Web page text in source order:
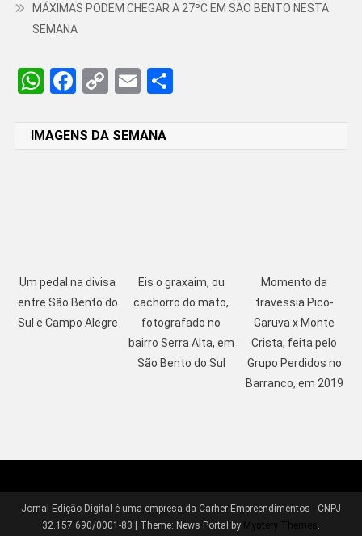
MÁXIMAS PODEM CHEGAR A 27ºC EM SÃO BENTO NESTA
SEMANA
WhatsApp
Facebook
CopyEmailShare
IMAGENS DA SEMANA
Um pedal na divisa
entre São Bento do
Sul e Campo Alegre
Eis o graxaim, ou
cachorro do mato,
fotografado no
bairro Serra Alta, em
São Bento do Sul
Momento da
travessia Pico-
Garuva x Monte
Crista, feita pelo
Grupo Perdidos no
Barranco, em 2019
Jornal Edição Digital é uma empresa da Carher Empreendimentos - CNPJ
32.157.690/0001-83
Theme: News Portal by Mystery Themes .